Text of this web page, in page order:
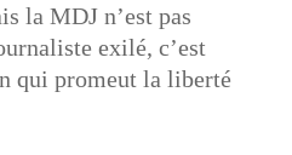
la MDJ n’est pas
exilé, c’est
qui promeut la liberté